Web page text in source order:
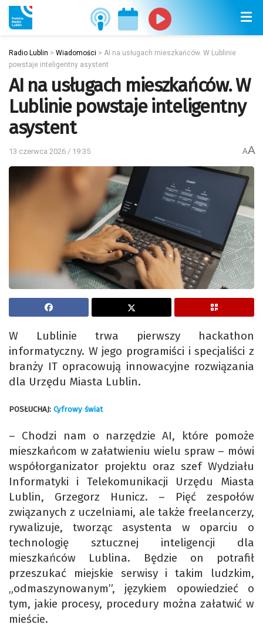
Radio Lublin > Wiadomości > AI na usługach mieszkańców. W Lublinie
powstaje inteligentny asystent
AI na usługach mieszkańców. W
Lublinie powstaje inteligentny
asystent
13 czerwca 2026 / 19:35 AA
W Lublinie trwa pierwszy hackathon
informatyczny. W jego programiści i specjaliści z
branży IT opracowują innowacyjne rozwiązania
dla Urzędu Miasta Lublin.
POSŁUCHAJ: Cyfrowy świat
– Chodzi nam o narzędzie AI, które pomoże
mieszkańcom w załatwieniu wielu spraw – mówi
współorganizator projektu oraz szef Wydziału
Informatyki i Telekomunikacji Urzędu Miasta
Lublin, Grzegorz Hunicz. – Pięć zespołów
związanych z uczelniami, ale także freelancerzy,
rywalizuje, tworząc asystenta w oparciu o
technologię sztucznej inteligencji dla
mieszkańców Lublina. Będzie on potrafił
przeszukać miejskie serwisy i takim ludzkim,
„odmaszynowanym”, językiem opowiedzieć o
tym, jakie procesy, procedury można załatwić w
mieście.